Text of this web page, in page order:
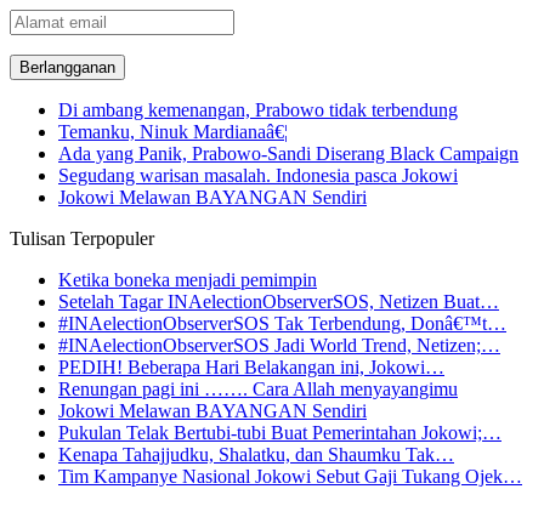
Alamat
email
Di ambang kemenangan, Prabowo tidak terbendung
Temanku, Ninuk Mardianaâ€¦
Ada yang Panik, Prabowo-Sandi Diserang Black Campaign
Segudang warisan masalah. Indonesia pasca Jokowi
Jokowi Melawan BAYANGAN Sendiri
Tulisan Terpopuler
Ketika boneka menjadi pemimpin
Setelah Tagar INAelectionObserverSOS, Netizen Buat…
#INAelectionObserverSOS Tak Terbendung, Donâ€™t…
#INAelectionObserverSOS Jadi World Trend, Netizen;…
PEDIH! Beberapa Hari Belakangan ini, Jokowi…
Renungan pagi ini ……. Cara Allah menyayangimu
Jokowi Melawan BAYANGAN Sendiri
Pukulan Telak Bertubi-tubi Buat Pemerintahan Jokowi;…
Kenapa Tahajjudku, Shalatku, dan Shaumku Tak…
Tim Kampanye Nasional Jokowi Sebut Gaji Tukang Ojek…